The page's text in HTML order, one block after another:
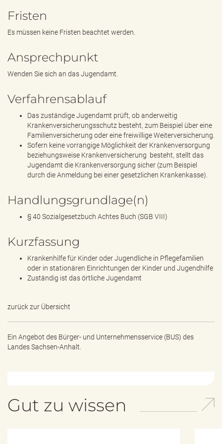
Fristen
Es müssen keine Fristen beachtet werden.
Ansprechpunkt
Wenden Sie sich an das Jugendamt.
Verfahrensablauf
Das zuständige Jugendamt prüft, ob anderweitig
Krankenversicherungsschutz besteht, zum Beispiel über eine
Familienversicherung oder eine freiwillige Weiterversicherung.
Sofern keine vorrangige Möglichkeit der Krankenversorgung
beziehungsweise Krankenversicherung besteht, stellt das
Jugendamt die Krankenversorgung sicher (zum Beispiel
durch die Anmeldung bei einer gesetzlichen Krankenkasse).
Handlungsgrundlage(n)
§ 40 Sozialgesetzbuch Achtes Buch (SGB VIII)
Kurzfassung
Krankenhilfe für Kinder oder Jugendliche in Pflegefamilien
oder in stationären Einrichtungen der Kinder und Jugendhilfe
Zuständig ist das örtliche Jugendamt
zurück zur Übersicht
Ein Angebot des Bürger- und Unternehmensservice (BUS) des
Landes Sachsen-Anhalt.
Gut zu wissen